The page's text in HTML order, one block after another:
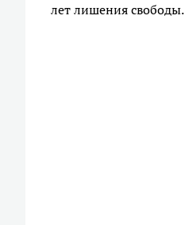
лет лишения свободы.